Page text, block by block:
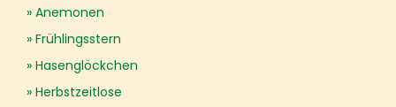
Anemonen
Frühlingsstern
Hasenglöckchen
Herbstzeitlose